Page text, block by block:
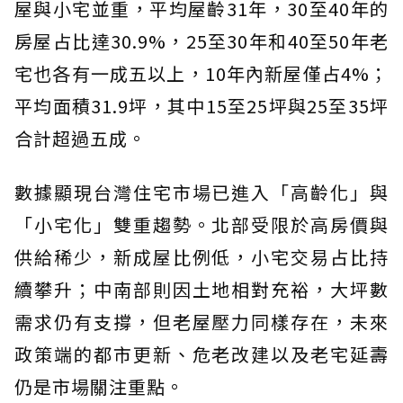
屋與小宅並重，平均屋齡31年，30至40年的
房屋占比達30.9%，25至30年和40至50年老
宅也各有一成五以上，10年內新屋僅占4%；
平均面積31.9坪，其中15至25坪與25至35坪
合計超過五成。
數據顯現台灣住宅市場已進入「高齡化」與
「小宅化」雙重趨勢。北部受限於高房價與
供給稀少，新成屋比例低，小宅交易占比持
續攀升；中南部則因土地相對充裕，大坪數
需求仍有支撐，但老屋壓力同樣存在，未來
政策端的都市更新、危老改建以及老宅延壽
仍是市場關注重點。